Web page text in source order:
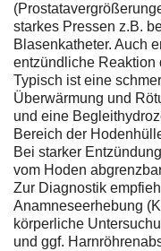
starkes Pressen z.B.
Blasenkatheter. Auch
entzündliche Reaktion
Typisch ist eine
Überwärmung und
und eine
Bereich der
Bei starker
vom Hoden
Zur Diagnostik
Anamneseerhebung
körperliche
und ggf.